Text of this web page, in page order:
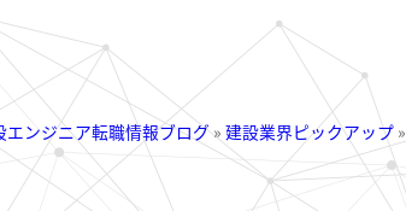
エンジニア転職情報ブログ » 建設業界ピックアップ »